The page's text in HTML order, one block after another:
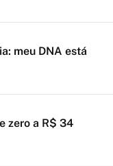
meu DNA está
zero a R$ 34